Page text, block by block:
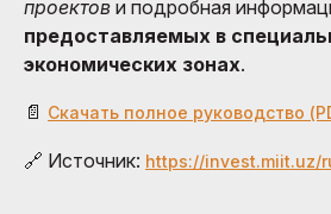
проектов и подробная
предоставляемых в
экономических зонах.
📄 Скачать полное руководство
🔗 Источник: https://invest.miit.uz/